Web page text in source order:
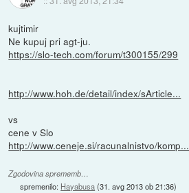
kujtimir
Ne kupuj pri agt-ju.
https://slo-tech.com/forum/t300155/299
http://www.hoh.de/detail/index/sArticle...
vs
cene v Slo
http://www.ceneje.si/racunalnistvo/komp...
Zgodovina sprememb…
spremenilo: Hayabusa(31. avg 2013 ob 21:36)